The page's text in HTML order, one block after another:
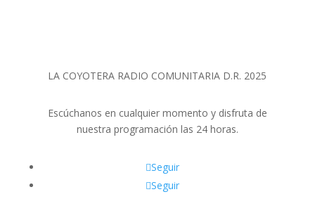
LA COYOTERA RADIO COMUNITARIA D.R. 2025
Escúchanos en cualquier momento y disfruta de
nuestra programación las 24 horas.
Seguir
Seguir